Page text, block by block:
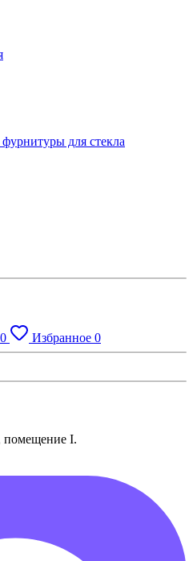
для стекла
0 Избранное 0
помещение I.